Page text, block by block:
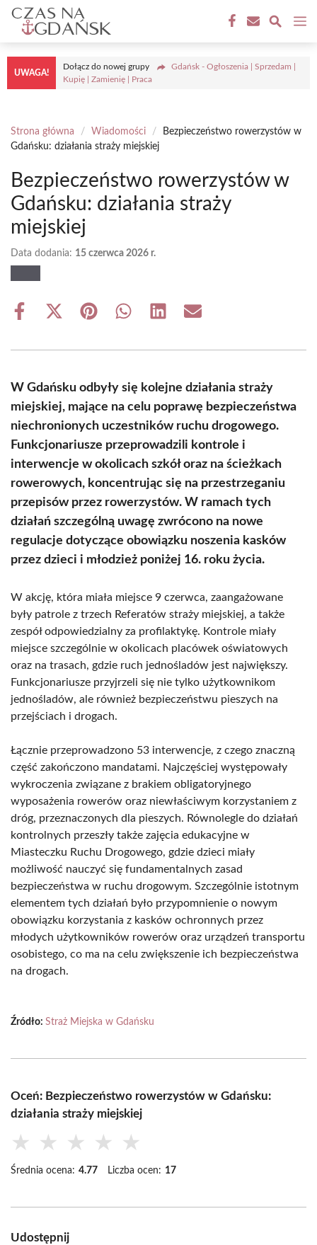
Przejdź
treści
UWAGA!
Dołącz do nowej grupy
Gdańsk - Ogłoszenia | Sprzedam |
Kupię | Zamienię | Praca
Strona główna / Wiadomości /
Bezpieczeństwo rowerzystów w
Gdańsku: działania straży miejskiej
Bezpieczeństwo rowerzystów w
Gdańsku: działania straży
miejskiej
Data dodania: 15 czerwca 2026 r.
Share
Share
(Twitter)
Share Share Share Share
W Gdańsku odbyły się kolejne działania straży
miejskiej, mające na celu poprawę bezpieczeństwa
niechronionych uczestników ruchu drogowego.
Funkcjonariusze przeprowadzili kontrole i
interwencje w okolicach szkół oraz na ścieżkach
rowerowych, koncentrując się na przestrzeganiu
przepisów przez rowerzystów. W ramach tych
działań szczególną uwagę zwrócono na nowe
regulacje dotyczące obowiązku noszenia kasków
przez dzieci i młodzież poniżej 16. roku życia.
W akcję, która miała miejsce 9 czerwca, zaangażowane
były patrole z trzech Referatów straży miejskiej, a także
zespół odpowiedzialny za profilaktykę. Kontrole miały
miejsce szczególnie w okolicach placówek oświatowych
oraz na trasach, gdzie ruch jednośladów jest największy.
Funkcjonariusze przyjrzeli się nie tylko użytkownikom
jednośladów, ale również bezpieczeństwu pieszych na
przejściach i drogach.
Łącznie przeprowadzono 53 interwencje, z czego znaczną
część zakończono mandatami. Najczęściej występowały
wykroczenia związane z brakiem obligatoryjnego
wyposażenia rowerów oraz niewłaściwym korzystaniem z
dróg, przeznaczonych dla pieszych. Równolegle do działań
kontrolnych przeszły także zajęcia edukacyjne w
Miasteczku Ruchu Drogowego, gdzie dzieci miały
możliwość nauczyć się fundamentalnych zasad
bezpieczeństwa w ruchu drogowym. Szczególnie istotnym
elementem tych działań było przypomnienie o nowym
obowiązku korzystania z kasków ochronnych przez
młodych użytkowników rowerów oraz urządzeń transportu
osobistego, co ma na celu zwiększenie ich bezpieczeństwa
na drogach.
Źródło: Straż Miejska w Gdańsku
Oceń: Bezpieczeństwo rowerzystów w Gdańsku:
działania straży miejskiej
★ ★ ★ ★ ★
Średnia ocena: 4.77 Liczba ocen: 17
Udostępnij